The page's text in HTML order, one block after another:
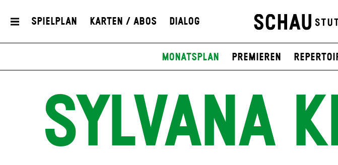
Spielplan Karten / Abos Dialog
Monatsplan Premieren
SYLVANA